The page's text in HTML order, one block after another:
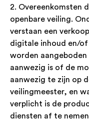
2. Overeenkomsten
openbare veiling.
verstaan een
digitale inhoud en/
worden
aanwezig is of de
aanwezig te zijn op
veilingmeester, en
verplicht is de
diensten af te